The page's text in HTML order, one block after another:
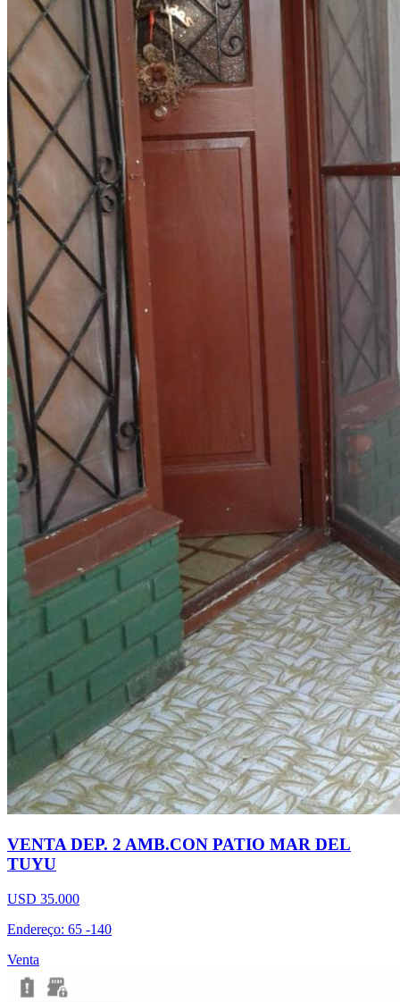
VENTA DEP. 2 AMB.CON PATIO MAR DEL
TUYU
USD 35.000
Endereço: 65 -140
Venta